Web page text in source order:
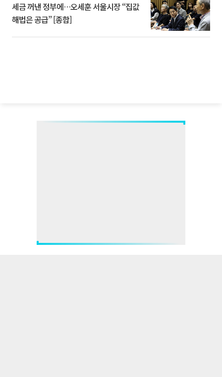
세금 꺼낸 정부에…오세훈 서울시장 “집값
해법은 공급” [종합]